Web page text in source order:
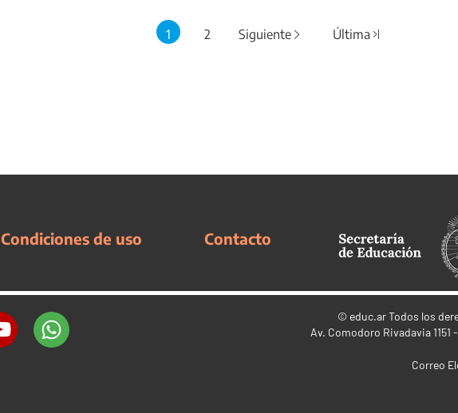
1 2 Siguiente Última
Condiciones de uso Contacto
© educ.arTodos los
Av. Comodoro Rivadavia
Correo